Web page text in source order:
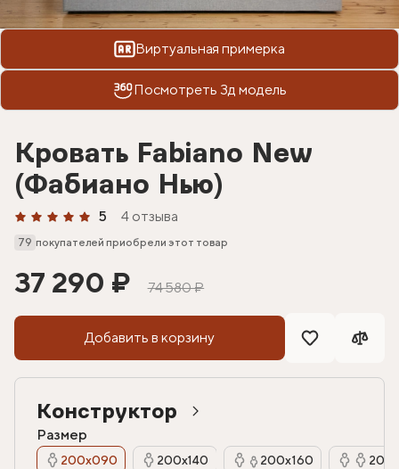
Виртуальная примерка
Посмотреть 3д модель
Кровать Fabiano New
(Фабиано Нью)
5 4 отзыва
79 покупателей приобрели этот товар
37 290 ₽ 74 580 ₽
Добавить в корзину
Конструктор
Размер
200х090 200х140 200х160